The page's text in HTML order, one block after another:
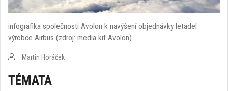
infografika společnosti Avolon k navýšení objednávky letadel
výrobce Airbus (zdroj: media kit Avolon)
Martin Horáček
TÉMATA